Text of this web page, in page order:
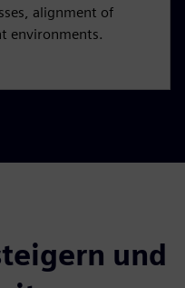
alignment of
environments.
und